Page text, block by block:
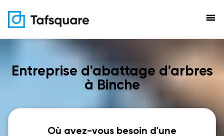
menu
Entreprise d'abattage d'arbres
à Binche
Où avez-vous besoin d'une